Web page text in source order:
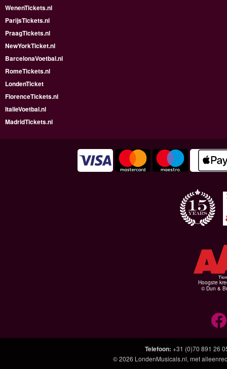
WenenTickets.nl
ParijsTickets.nl
PraagTickets.nl
NewYorkTicket.nl
BarcelonaVoetbal.nl
RomeTickets.nl
LondenTicket
FlorenceTickets.nl
ItalieVoetbal.nl
MadridTickets.nl
Hoogste
© Dun &
Telefoon: +31 (0)70 891 26
© 2026 LondenMusicals.nl, met